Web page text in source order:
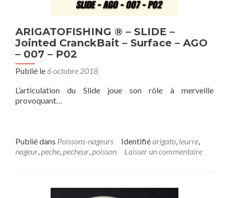
ARIGATOFISHING ® – SLIDE –
Jointed CranckBait – Surface – AGO
– 007 – P02
Publié le 6 octobre 2018
L’articulation du Slide joue son rôle à merveille
provoquant…
Publié dans Poissons-nageurs Identifiéarigato, leurre,
nageur,peche,pecheur,poisson Laisser un commentaire